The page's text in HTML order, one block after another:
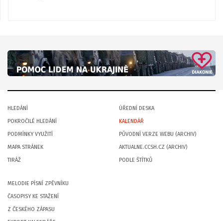
HLEDÁNÍ
POKROČILÉ HLEDÁNÍ
PODMÍNKY VYUŽITÍ
MAPA STRÁNEK
TIRÁŽ
ÚŘEDNÍ DESKA
KALENDÁŘ
PŮVODNÍ VERZE WEBU (ARCHIV)
AKTUALNE.CCSH.CZ (ARCHIV)
PODLE ŠTÍTKŮ
MELODIE PÍSNÍ ZPĚVNÍKU
ČASOPISY KE STAŽENÍ
Z ČESKÉHO ZÁPASU